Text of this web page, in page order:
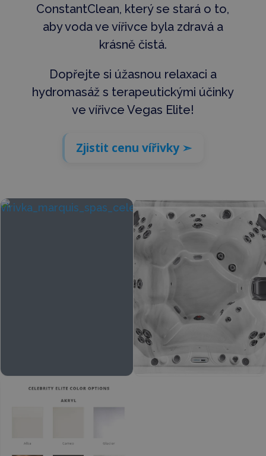
ConstantClean, který se stará o to,
aby voda ve vířivce byla zdravá a
krásně čistá.
Dopřejte si úžasnou relaxaci a
hydromasáž s terapeutickými účinky
ve vířivce Vegas Elite!
Zjistit cenu vířivky ➣